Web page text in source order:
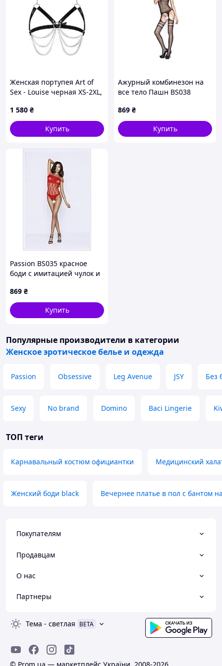
Женская портупея Art of
Sex - Louise черная XS-2XL,
1 580 ₴
Купить
Ажурный комбинезон на
все тело Пашн BS038
869 ₴
Купить
Passion BS035 красное
боди с имитацией чулок и
869 ₴
Купить
Популярные производители в категории
Женское эротическое белье и одежда
Passion Obsessive Leg Avenue JSY Без
Sexy No brand Domino Baci Lingerie
ТОП теги
Карнавальный костюм официантки Медицинский
Женский боди black Вечернее платье в пол с бантом
Покупателям
Продавцам
О нас
Партнеры
Тема - светлая BETA